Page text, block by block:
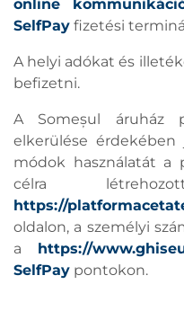
online
SelfPay fizetési
A helyi adókat és
befizetni.
A Someșul áruház
elkerülése érdekében
módok használatát a
célra
https://
oldalon, a személyi
a https://
SelfPay pontokon.